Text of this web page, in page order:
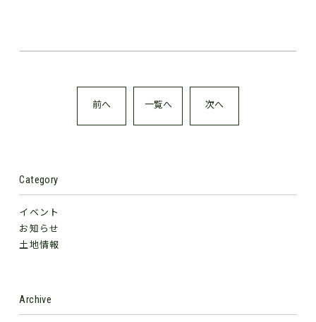
前へ 一覧へ 次へ
Category
イベント
お知らせ
土地情報
Archive